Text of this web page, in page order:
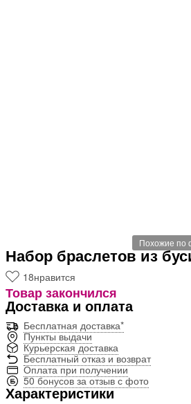
Похожие по
Набор браслетов из
18нравится
Товар закончился
Доставка и оплата
Бесплатная доставка*
Пункты выдачи
Курьерская доставка
Бесплатный отказ и возврат
Оплата при получении
50 бонусов за отзыв с фото
Характеристики